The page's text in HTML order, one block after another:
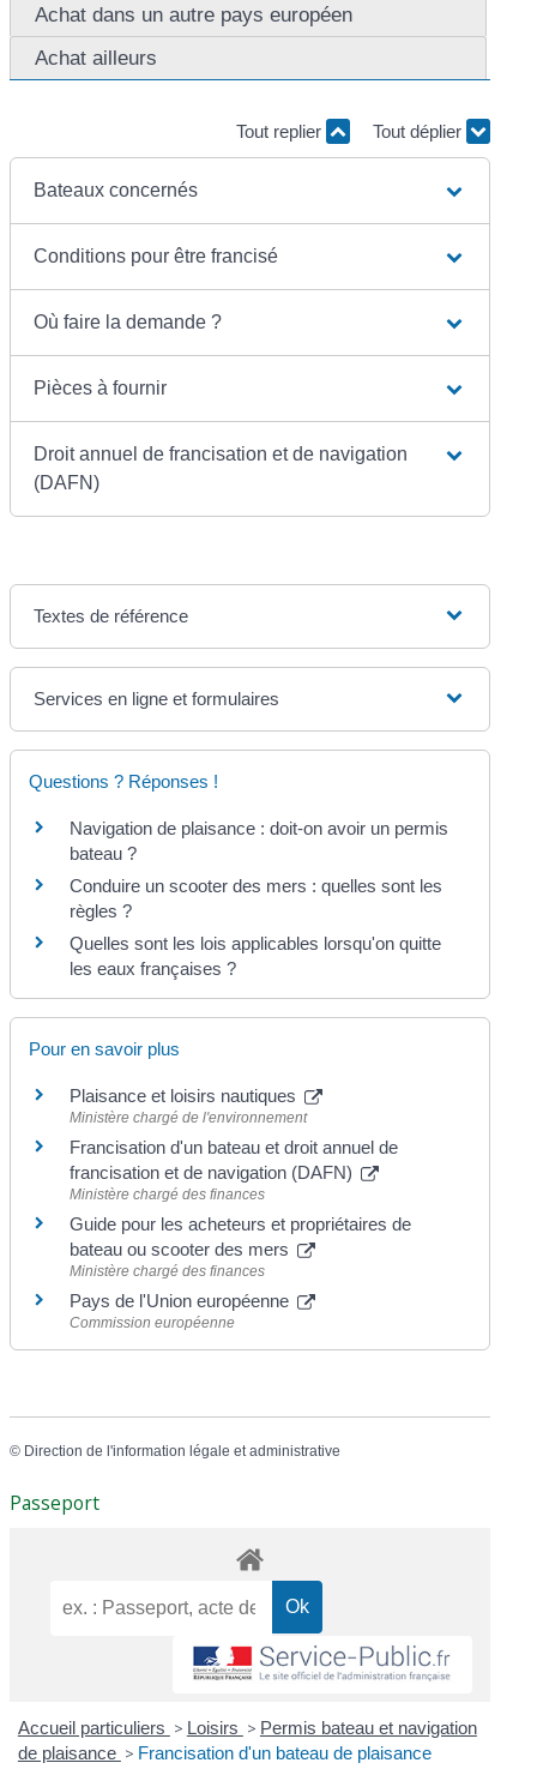
Achat dans un autre pays européen
Achat ailleurs
Tout replier Tout déplier
Bateaux concernés
Conditions pour être francisé
Où faire la demande ?
Pièces à fournir
Droit annuel de francisation et de navigation
(DAFN)
Textes de référence
Services en ligne et formulaires
Questions ? Réponses !
Navigation de plaisance : doit-on avoir un permis
bateau ?
Conduire un scooter des mers : quelles sont les
règles ?
Quelles sont les lois applicables lorsqu'on quitte
les eaux françaises ?
Pour en savoir plus
Plaisance et loisirs nautiques
Ministère chargé de l'environnement
Francisation d'un bateau et droit annuel de
francisation et de navigation (DAFN)
Ministère chargé des finances
Guide pour les acheteurs et propriétaires de
bateau ou scooter des mers
Ministère chargé des finances
Pays de l'Union européenne
Commission européenne
© Direction de l'information légale et administrative
Passeport
Accueil particuliers > Loisirs > Permis bateau et navigation
de plaisance > Francisation d'un bateau de plaisance